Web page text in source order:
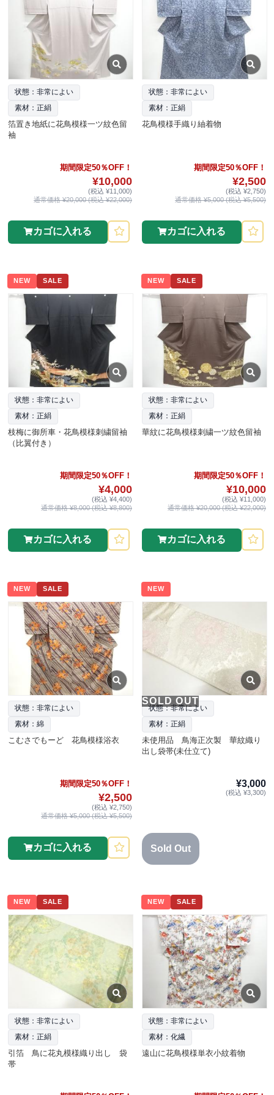
状態：非常によい
素材：正絹
箔置き地紙に花鳥模様一ツ紋色留
袖
期間限定50％OFF！
¥10,000
(税込 ¥11,000)
通常価格 ¥20,000 (税込 ¥22,000)
カゴに入れる
状態：非常によい
素材：正絹
花鳥模様手織り紬着物
期間限定50％OFF！
¥2,500
(税込 ¥2,750)
通常価格 ¥5,000 (税込 ¥5,500)
カゴに入れる
NEW SALE
状態：非常によい
素材：正絹
枝梅に御所車・花鳥模様刺繍留袖
（比翼付き）
期間限定50％OFF！
¥4,000
(税込 ¥4,400)
通常価格 ¥8,000 (税込 ¥8,800)
カゴに入れる
NEW SALE
状態：非常によい
素材：正絹
華紋に花鳥模様刺繍一ツ紋色留袖
期間限定50％OFF！
¥10,000
(税込 ¥11,000)
通常価格 ¥20,000 (税込 ¥22,000)
カゴに入れる
NEW SALE
状態：非常によい
素材：綿
こむさでもーど 花鳥模様浴衣
期間限定50％OFF！
¥2,500
(税込 ¥2,750)
通常価格 ¥5,000 (税込 ¥5,500)
カゴに入れる
NEW
SOLD OUT
状態：非常によい
素材：正絹
未使用品 鳥海正次製 華紋織り
出し袋帯(未仕立て)
¥3,000
(税込 ¥3,300)
Sold Out
NEW SALE
状態：非常によい
素材：正絹
引箔 鳥に花丸模様織り出し 袋
帯
NEW SALE
状態：非常によい
素材：化繊
遠山に花鳥模様単衣小紋着物